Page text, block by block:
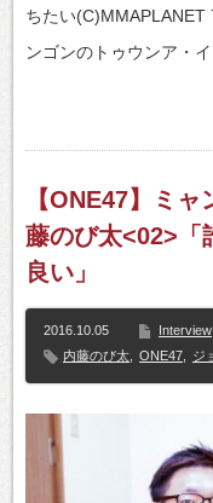
ちたい(C)MMAPLANET
ンゴンのトゥウンア・
【ONE47】ミ
藤のび太<02>「
良い」
2016.10.05 Interview
内藤のび太
ONE47 ジ